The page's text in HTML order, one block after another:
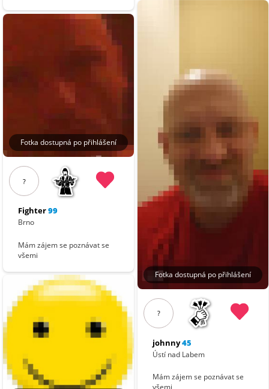
Fotka dostupná po přihlášení
?
Fighter99
Brno
Mám zájem se poznávat se
všemi
Fotka dostupná po přihlášení
?
johnny45
Ústí nad Labem
Mám zájem se poznávat se